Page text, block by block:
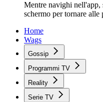
Mentre navighi nell'app,
schermo per tornare alle
Home
Wags
Gossip
Programmi TV
Reality
Serie TV